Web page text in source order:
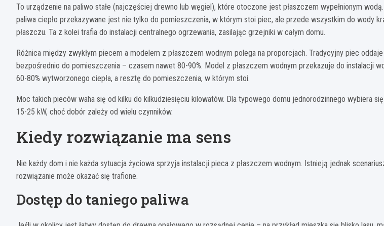
To urządzenie na paliwo stałe (najczęściej drewno lub węgiel), które otoczone jest płaszczem wypełnionym
paliwa ciepło przekazywane jest nie tylko do pomieszczenia, w którym stoi piec, ale przede wszystkim do wody
płaszczu. Ta z kolei trafia do instalacji centralnego ogrzewania, zasilając grzejniki w całym domu.
Różnica między zwykłym piecem a modelem z płaszczem wodnym polega na proporcjach. Tradycyjny piec
bezpośrednio do pomieszczenia – czasem nawet 80-90%. Model z płaszczem wodnym przekazuje do instalacji
60-80% wytworzonego ciepła, a resztę do pomieszczenia, w którym stoi.
Moc takich pieców waha się od kilku do kilkudziesięciu kilowatów. Dla typowego domu jednorodzinnego wybiera
15-25 kW, choć dobór zależy od wielu czynników.
Kiedy rozwiązanie ma sens
Nie każdy dom i nie każda sytuacja życiowa sprzyja instalacji pieca z płaszczem wodnym. Istnieją jednak
rozwiązanie może okazać się trafione.
Dostęp do taniego paliwa